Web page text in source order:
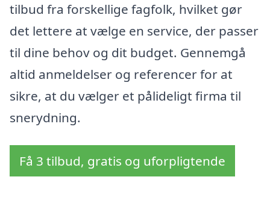
tilbud fra forskellige fagfolk, hvilket gør
det lettere at vælge en service, der passer
til dine behov og dit budget. Gennemgå
altid anmeldelser og referencer for at
sikre, at du vælger et pålideligt firma til
snerydning.
Få 3 tilbud, gratis og uforpligtende